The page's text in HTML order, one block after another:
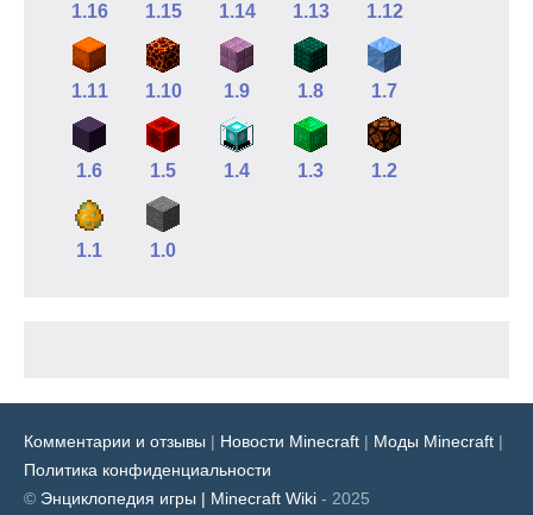
1.16 1.15 1.14 1.13 1.12
1.11 1.10 1.9 1.8 1.7
1.6 1.5 1.4 1.3 1.2
1.1 1.0
Комментарии и отзывы | Новости Minecraft | Моды Minecraft |
Политика конфиденциальности
© Энциклопедия игры | Minecraft Wiki - 2025